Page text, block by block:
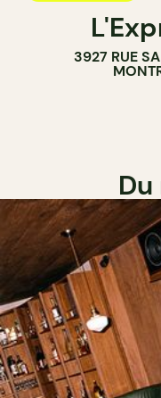
3927 RUE